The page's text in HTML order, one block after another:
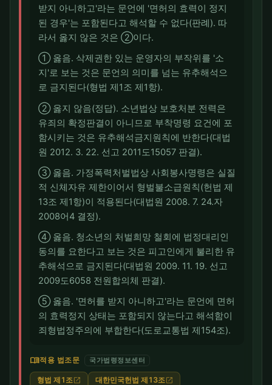
받지 아니하고'라는 문언에 '면허의 효력이 정지
된 경우'는 포함된다고 해석할 수 없다(판례). 따
라서 옳지 않은 것은 ②이다.
① 옳음. 삭제권한 있는 운영자의 부작위를 '소
지'로 보는 것은 문언의 의미를 넘는 유추해석으
로 금지된다(형법 제1조 제1항).
② 옳지 않음(정답). 소년법상 보호처분 전력은
유죄의 확정판결이 아니므로 부착명령 요건에 포
함시키는 것은 유추해석금지원칙에 반한다(대법
원 2012. 3. 22. 선고 2011도15057 판결).
③ 옳음. 가정폭력처벌법상 사회봉사명령은 실질
적 신체자유 제한이어서 형벌불소급원칙(헌법 제
13조 제1항)이 적용된다(대법원 2008. 7. 24.자
2008어4 결정).
④ 옳음. 청소년의 처벌희망 철회에 법정대리인
동의를 요한다고 보는 것은 피고인에게 불리한 유
추해석으로 금지된다(대법원 2009. 11. 19. 선고
2009도6058 전원합의체 판결).
⑤ 옳음. '면허를 받지 아니하고'라는 문언에 면허
의 효력정지 상태는 포함되지 않는다고 해석함이
죄형법정주의에 부합한다(도로교통법 제154조).
menu_book적용 법조문 국가법령정보센터
형법 제1조 open_in_new 대한민국헌법 제13조 open_in_new